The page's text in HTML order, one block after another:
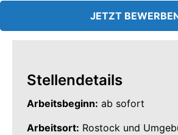
JETZT
Stellendetails
Arbeitsbeginn: ab sofort
Arbeitsort: Rostock und